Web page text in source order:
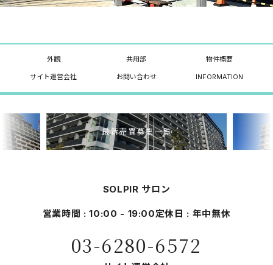
外観 共用部 物件概要
サイト運営会社 お問い合わせ INFORMATION
最新売買募集一覧
SOLPIR サロン
営業時間 : 10:00 - 19:00定休日 : 年中無休
03-6280-6572